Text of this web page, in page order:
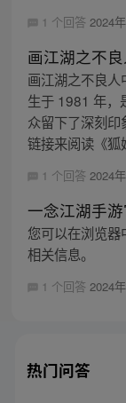
1 个回答 2024
画江湖之不
画江湖之不良
生于 1981 年，
众留下了深刻
链接来阅读《狐
1 个回答 2024
一念江湖手
您可以在浏览
相关信息。
1 个回答 2024
热门问答